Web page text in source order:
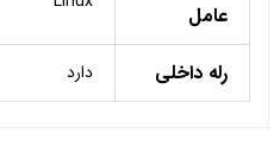
عامل
رله داخلی دارد